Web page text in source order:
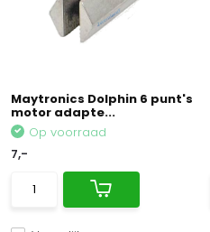
Maytronics Dolphin 6 punt's
motor adapte...
Op voorraad
7,-